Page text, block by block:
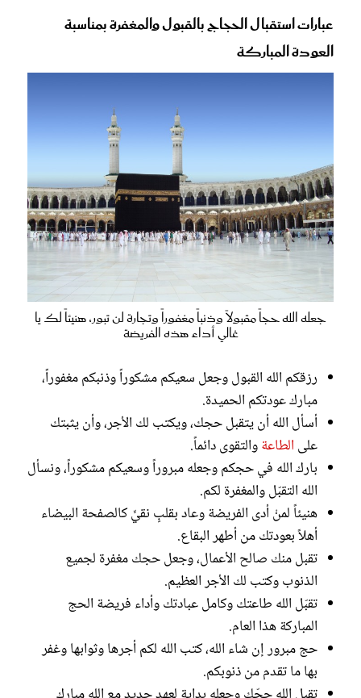
عبارات استقبال الحجاج بالقبول والمغفرة بمناسبة
العودة المباركة
جعله الله حجاً مقبولاً وذنباً مغفوراً وتجارة لن تبور، هنيئاً لك يا
غالي أداء هذه الفريضة
رزقكم الله القبول وجعل سعيكم مشكوراً وذنبكم مغفوراً،
مبارك عودتكم الحميدة.
أسأل الله أن يتقبل حجك، ويكتب لك الأجر، وأن يثبتك
على الطاعةوالتقوى دائماً.
بارك الله في حجكم وجعله مبروراً وسعيكم مشكوراً، ونسأل
الله التقبّل والمغفرة لكم.
هنيئاً لمنْ أدى الفريضة وعاد بقلبٍ نقيٍّ كالصفحة البيضاء
أهلاً بعودتك من أطهر البقاع.
تقبل منك صالح الأعمال، وجعل حجك مغفرة لجميع
الذنوب وكتب لك الأجر العظيم.
تقبّل الله طاعتك وكامل عبادتك وأداء فريضة الحج
المباركة هذا العام.
حج مبرور إن شاء الله، كتب الله لكم أجرها وثوابها وغفر
بها ما تقدم من ذنوبكم.